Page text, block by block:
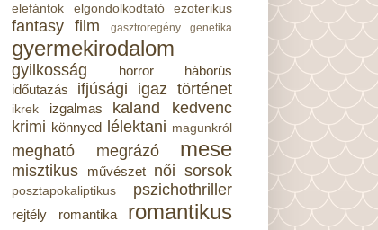
elefántok elgondolkodtató ezoterikus
fantasy film gasztroregény genetika
gyermekirodalom
gyilkosság horror
háborús
időutazás
ifjúsági igaz történet
ikrek izgalmas kaland
kedvenc
krimi könnyed lélektani magunkról
megható megrázó mese
misztikus művészet női sorsok
posztapokaliptikus pszichothriller
rejtély romantika romantikus